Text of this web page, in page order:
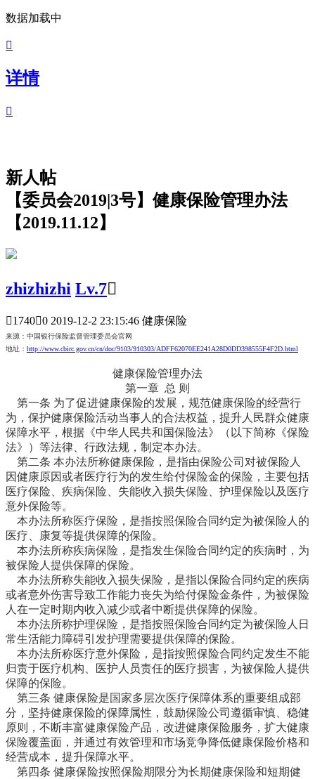
数据加载中

详情

新人帖
【委员会2019|3号】健康保险管理办法
【2019.11.12】
zhizhizhi Lv.7
17400 2019-12-2 23:15:46 健康保险
来源：中国银行保险监督管理委员会官网
地址： http://www.cbirc.gov.cn/cn/doc/9103/910303/ADFF62070EE241A28D0DD398555F4F2D.html
健康保险管理办法
第一章 总 则
第一条 为了促进健康保险的发展，规范健康保险的经营行
为，保护健康保险活动当事人的合法权益，提升人民群众健康
保障水平，根据《中华人民共和国保险法》（以下简称《保险
法》）等法律、行政法规，制定本办法。
第二条 本办法所称健康保险，是指由保险公司对被保险人
因健康原因或者医疗行为的发生给付保险金的保险，主要包括
医疗保险、疾病保险、失能收入损失保险、护理保险以及医疗
意外保险等。
本办法所称医疗保险，是指按照保险合同约定为被保险人的
医疗、康复等提供保障的保险。
本办法所称疾病保险，是指发生保险合同约定的疾病时，为
被保险人提供保障的保险。
本办法所称失能收入损失保险，是指以保险合同约定的疾病
或者意外伤害导致工作能力丧失为给付保险金条件，为被保险
人在一定时期内收入减少或者中断提供保障的保险。
本办法所称护理保险，是指按照保险合同约定为被保险人日
常生活能力障碍引发护理需要提供保障的保险。
本办法所称医疗意外保险，是指按照保险合同约定发生不能
归责于医疗机构、医护人员责任的医疗损害，为被保险人提供
保障的保险。
第三条 健康保险是国家多层次医疗保障体系的重要组成部
分，坚持健康保险的保障属性，鼓励保险公司遵循审慎、稳健
原则，不断丰富健康保险产品，改进健康保险服务，扩大健康
保险覆盖面，并通过有效管理和市场竞争降低健康保险价格和
经营成本，提升保障水平。
第四条 健康保险按照保险期限分为长期健康保险和短期健